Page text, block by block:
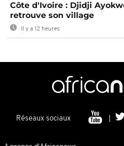
Côte d'Ivoire : Djidji
retrouve son village
Il y a 12 heures
Réseaux sociaux